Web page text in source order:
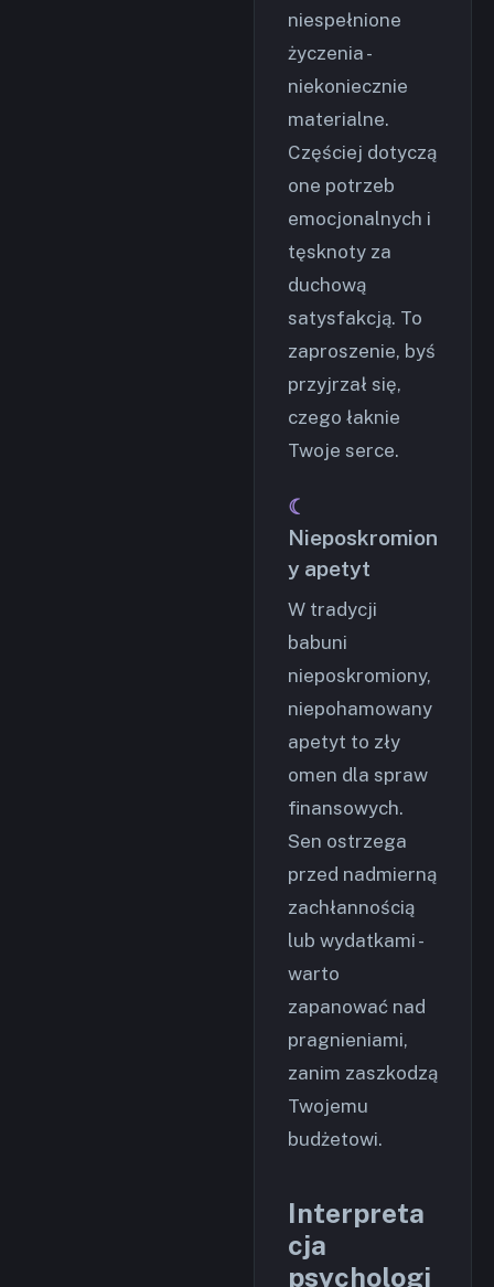
niespełnione
życzenia -
niekoniecznie
materialne.
Częściej dotyczą
one potrzeb
emocjonalnych i
tęsknoty za
duchową
satysfakcją. To
zaproszenie, byś
przyjrzał się,
czego łaknie
Twoje serce.
Nieposkromion
y apetyt
W tradycji
babuni
nieposkromiony,
niepohamowany
apetyt to zły
omen dla spraw
finansowych.
Sen ostrzega
przed nadmierną
zachłannością
lub wydatkami -
warto
zapanować nad
pragnieniami,
zanim zaszkodzą
Twojemu
budżetowi.
Interpreta
cja
psychologi